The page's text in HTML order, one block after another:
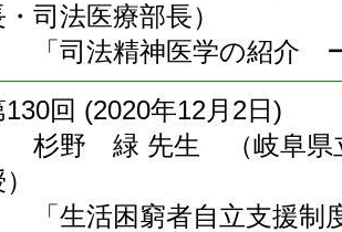
司法医療部長）
司法精神医学の紹介 ー
130回 (2020年12月2日)
野 緑 先生 （岐阜県
生活困窮者自立支援制